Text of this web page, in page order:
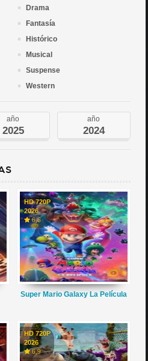
Drama
Fantasía
Histórico
Musical
Suspense
Western
año
2025
año
2024
HD 720P
2026
6,6
Super Mario Galaxy La Película
HD 720P
2026
6,9